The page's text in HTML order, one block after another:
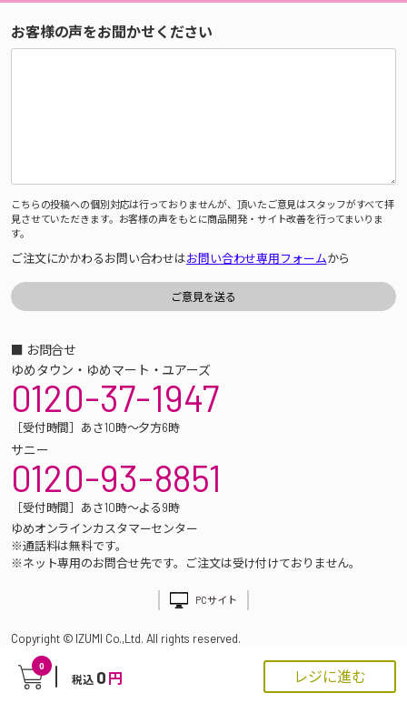
0
税込 0 円 レジに進む
お客様の声をお聞かせください
こちらの投稿への個別対応は行っておりませんが、頂いたご意見はスタッフがすべて拝
見させていただきます。お客様の声をもとに商品開発・サイト改善を行ってまいりま
す。
ご注文にかかわるお問い合わせはお問い合わせ専用フォームから
■ お問合せ
ゆめタウン・ゆめマート・ユアーズ
0120-37-1947
［受付時間］あさ10時～夕方6時
サニー
0120-93-8851
［受付時間］あさ10時～よる9時
ゆめオンラインカスタマーセンター
※通話料は無料です。
※ネット専用のお問合せ先です。ご注文は受け付けておりません。
PCサイト
Copyright © IZUMI Co.,Ltd. All rights reserved.